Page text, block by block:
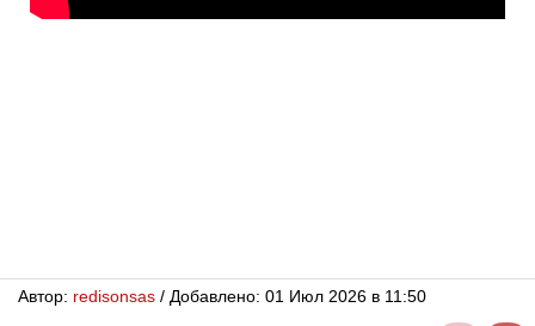
Автор: redisonsas / Добавлено: 01 Июл 2026 в 11:50